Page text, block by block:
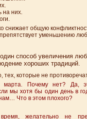
них.
общую
уменьшению
способ увеличения
хороших традиций.
которые не
марта. Почему нет? Да,
мы хотя бы один день в
Что в этом плохого?
желательно не